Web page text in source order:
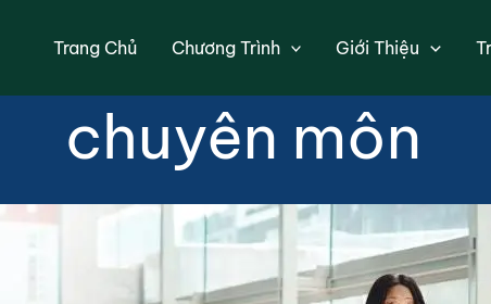
Trang Chủ Chương Trình Giới Thiệu
lý cho cấp
chuyên môn